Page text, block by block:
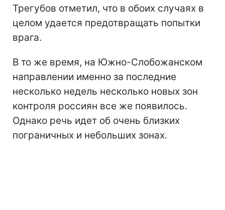
Трегубов отметил, что в обоих случаях в
целом удается предотвращать попытки
врага.
В то же время, на Южно-Слобожанском
направлении именно за последние
несколько недель несколько новых зон
контроля россиян все же появилось.
Однако речь идет об очень близких
пограничных и небольших зонах.